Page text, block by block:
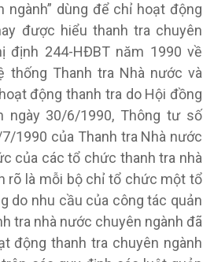
ngành” dùng để chỉ hoạt động
được hiểu thanh tra chuyên
định 244-HĐBT năm 1990 về
thống Thanh tra Nhà nước và
động thanh tra do Hội đồng
ngày 30/6/1990, Thông tư số
1990 của Thanh tra Nhà nước
của các tổ chức thanh tra nhà
rõ là mỗi bộ chỉ tổ chức một tổ
do nhu cầu của công tác quản
tra nhà nước chuyên ngành đã
động thanh tra chuyên ngành